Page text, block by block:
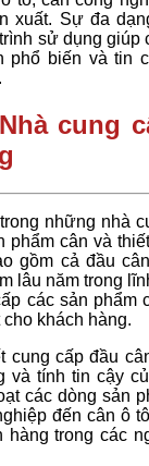
xuất. Sự đa
sử dụng giúp
phổ biến và tin
cung
những nhà
phẩm cân và
gồm cả đầu
lâu năm trong
các sản phẩm
khách hàng.
cấp đầu
và tính tin cậy
các dòng sản
đến cân ô
hàng trong các